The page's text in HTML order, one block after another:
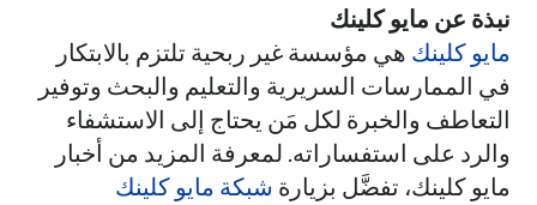
نبذة عن مايو كلينك
مايو كلينك هي مؤسسة غير ربحية تلتزم بالابتكار
في الممارسات السريرية والتعليم والبحث وتوفير
التعاطف والخبرة لكل مَن يحتاج إلى الاستشفاء
والرد على استفساراته. لمعرفة المزيد من أخبار
مايو كلينك، تفضَّل بزيارة شبكة مايو كلينك